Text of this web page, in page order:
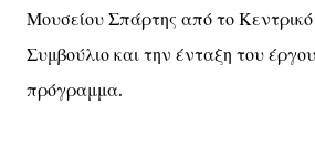
Μουσείου Σπάρτης από το
Συμβούλιο και την ένταξη του
πρόγραμμα.